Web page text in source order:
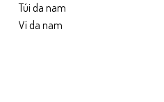
Túi da nam
Ví da nam